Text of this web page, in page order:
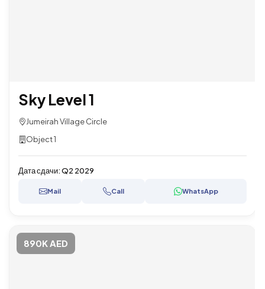
Sky Level 1
Jumeirah Village Circle
Object 1
Дата сдачи:Q2 2029
Mail Call WhatsApp
890K AED